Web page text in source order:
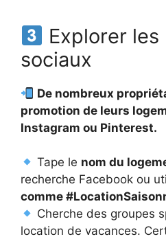
Explorer les
sociaux
De nombreux
promotion de leurs
Instagram ou Pinterest.
Tape le nom du
recherche Facebook ou
comme
Cherche des groupes
location de vacances.